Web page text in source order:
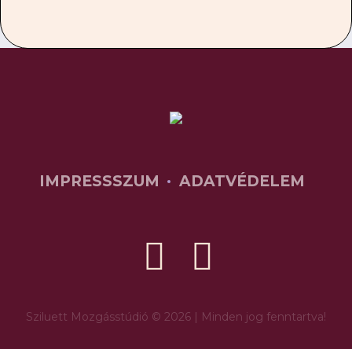
IMPRESSSZUM ADATVÉDELEM
Sziluett Mozgásstúdió © 2026 | Minden jog fenntartva!